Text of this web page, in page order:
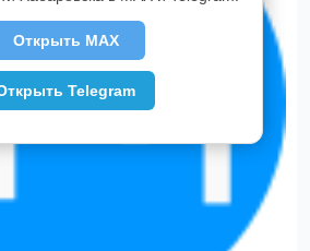
Открыть MAX
Telegram